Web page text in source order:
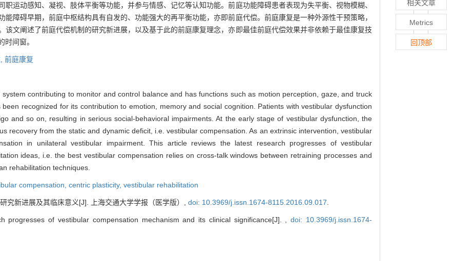
运动感知、凝视、肢体平衡等功能，并参与情感、记忆等认知功能。前庭功能障碍患者表现为失平衡、视物模糊、
障碍早期，前庭中枢结构具有自发的、功能强大的再平衡功能，亦即前庭代偿。前庭康复是一种外源性干预策略，
该文阐述了前庭代偿机制的研究新进展，以及基于此的前庭康复理念，亦即最佳前庭代偿效果并非依赖于最佳康复技
间窗。
前庭康复
contributing to monitor and control balance and has functions such as motion perception, gaze, and truck
recognized for its contribution to emotion, memory and social cognition. Patients with vestibular dysfunction
and so on, resulting in serious social-behavioral impairments. At the early stage of vestibular dysfunction, the
recovery from the static and dynamic deficit, i.e. vestibular compensation. As an extrinsic intervention, vestibular
in unilateral vestibular impairment. This article reviews the latest research progresses of vestibular
ideas, i.e. the best vestibular compensation relies on cross-talk windows between retraining processes and
rehabilitation techniques.
compensation, centric plasticity, vestibular rehabilitation
究新进展及其临床意义[J]. 上海交通大学学报（医学版）, doi: 10.3969/j.issn.1674-8115.2016.09.017.
progresses of vestibular compensation mechanism and its clinical significance[J]. ,doi: 10.3969/j.issn.1674-
相关文章
Metrics
回顶部